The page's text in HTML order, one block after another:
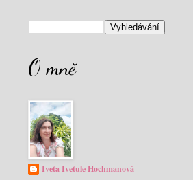
O mně
Iveta Ivetule Hochmanová